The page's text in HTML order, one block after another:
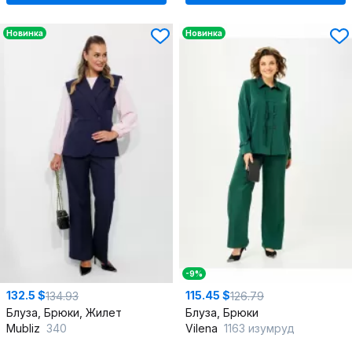
Новинка
132.5 $134.93
Блуза, Брюки, Жилет
Mubliz 340
Новинка
-9%
115.45 $126.79
Блуза, Брюки
Vilena 1163 изумруд